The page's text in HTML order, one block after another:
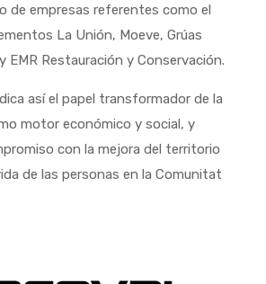
de empresas referentes como el
La Unión, Moeve, Grúas
EMR Restauración y Conservación.
así el papel transformador de la
motor económico y social, y
con la mejora del territorio
de las personas en la Comunitat